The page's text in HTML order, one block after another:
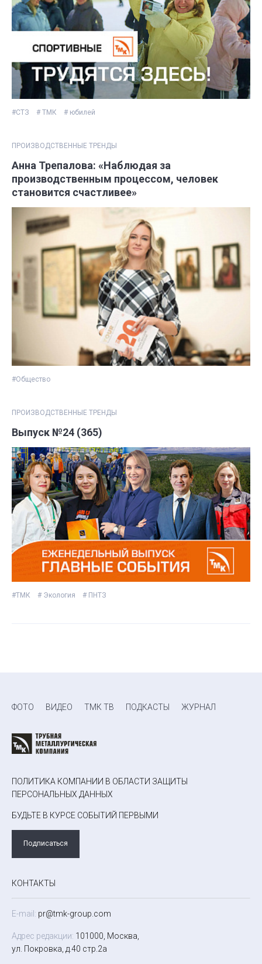
#СТЗ # ТМК # юбилей
ПРОИЗВОДСТВЕННЫЕ ТРЕНДЫ
Анна Трепалова: «Наблюдая за
производственным процессом, человек
становится счастливее»
#Общество
ПРОИЗВОДСТВЕННЫЕ ТРЕНДЫ
Выпуск №24 (365)
#ТМК # Экология # ПНТЗ
ФОТО ВИДЕО ТМК ТВ ПОДКАСТЫ ЖУРНАЛ
ПОЛИТИКА КОМПАНИИ В ОБЛАСТИ ЗАЩИТЫ
ПЕРСОНАЛЬНЫХ ДАННЫХ
БУДЬТЕ В КУРСЕ СОБЫТИЙ ПЕРВЫМИ
Подписаться
КОНТАКТЫ
E-mail: pr@tmk-group.com
Адрес редакции: 101000, Москва,
ул. Покровка, д.40 стр.2а